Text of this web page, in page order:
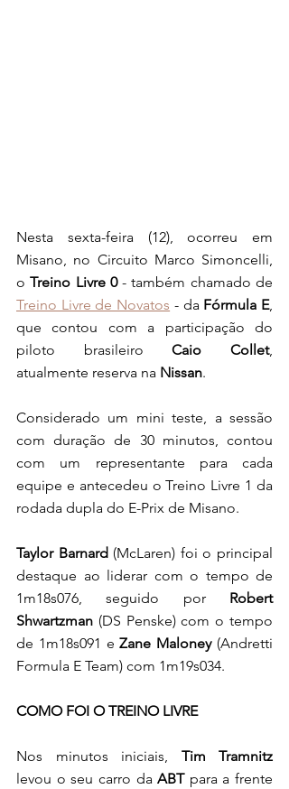
Nesta sexta-feira (12), ocorreu em
Misano, no Circuito Marco Simoncelli,
o Treino Livre 0
Treino Livre de Novatos - da Fórmula E,
que contou com a participação do
piloto brasileiro Caio Collet,
atualmente reserva na Nissan.
Considerado um mini teste, a sessão
com duração de 30 minutos, contou
com um representante para cada
equipe e antecedeu o Treino Livre 1 da
rodada dupla do E-Prix de Misano.
Taylor Barnard (McLaren) foi o principal
destaque ao liderar com o tempo de
1m18s076, seguido por Robert
Shwartzman (DS Penske) com o tempo
de 1m18s091 e Zane Maloney (Andretti
Formula E Team) com 1m19s034.
COMO FOI O TREINO LIVRE
Nos minutos iniciais,
levou o seu carro da ABT para a frente